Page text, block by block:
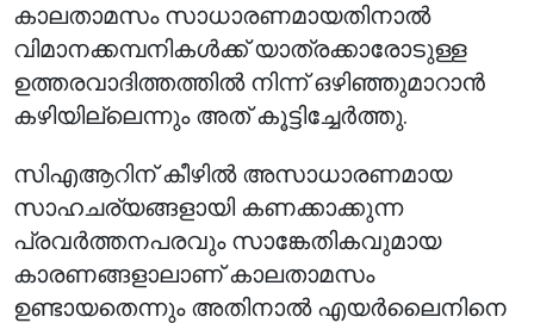
കാലതാമസം സാധാരണമായതിനാൽ
വിമാനക്കമ്പനികൾക്ക് യാത്രക്കാരോടുള്ള
ഉത്തരവാദിത്തത്തിൽ നിന്ന് ഒഴിഞ്ഞുമാറാൻ
കഴിയില്ലെന്നും അത് കൂട്ടിച്ചേർത്തു.
സിഎആറിന് കീഴിൽ അസാധാരണമായ
സാഹചര്യങ്ങളായി കണക്കാക്കുന്ന
പ്രവർത്തനപരവും സാങ്കേതികവുമായ
കാരണങ്ങളാലാണ് കാലതാമസം
ഉണ്ടായതെന്നും അതിനാൽ എയർലൈനിനെ